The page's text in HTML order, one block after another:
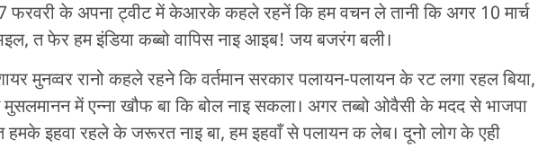
फरवरी के अपना ट्वीट में केआरके कहले रहनें कि हम वचन ले तानी कि अगर 10 मार्च
त फेर हम इंडिया कब्बो वापिस नाइ आइब! जय बजरंग बली।
मुनव्वर रानो कहले रहने कि वर्तमान सरकार पलायन-पलायन के रट लगा रहल बिया,
में एन्ना खौफ बा कि बोल नाइ सकला। अगर तब्बो ओवैसी के मदद से भाजपा
इहवा रहले के जरूरत नाइ बा, हम इहवाँ से पलायन क लेब। दूनो लोग के एही